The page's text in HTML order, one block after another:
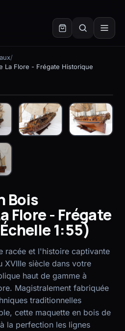
/
La Flore - Frégate Historique
Bois
Flore - Frégate
1:55)
racée et l'histoire captivante
XVIIIe siècle dans votre
haut de gamme à
Magistralement fabriquée
traditionnelles
cette maquette en bois de
la perfection les lignes